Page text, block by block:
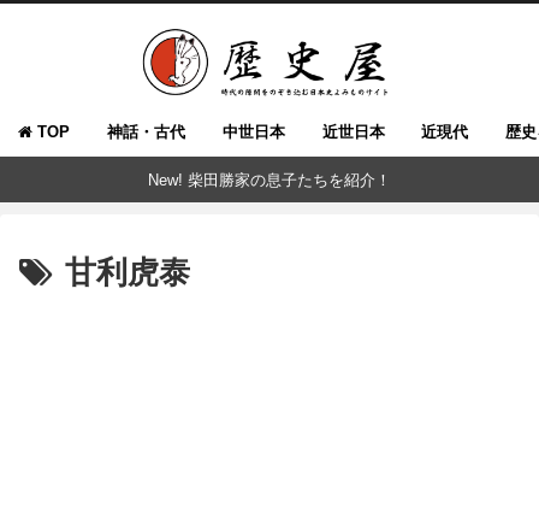
TOP 神話・古代 中世日本 近世日本 近現代 歴
New! 柴田勝家の息子たちを紹介！
甘利虎泰